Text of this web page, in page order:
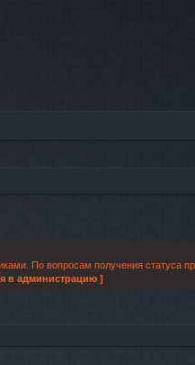
По вопросам получения статуса
в администрацию ]